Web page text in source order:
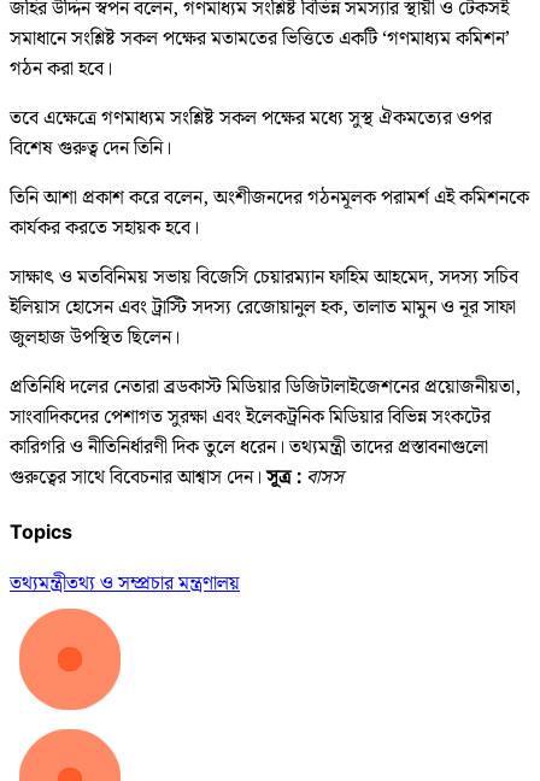
জহির উদ্দিন স্বপন বলেন, গণমাধ্যম সংশ্লিষ্ট বিভিন্ন সমস্যার স্থায়ী ও টেকসই
সমাধানে সংশ্লিষ্ট সকল পক্ষের মতামতের ভিত্তিতে একটি ‘গণমাধ্যম কমিশন’
গঠন করা হবে।
তবে এক্ষেত্রে গণমাধ্যম সংশ্লিষ্ট সকল পক্ষের মধ্যে সুস্থ ঐকমত্যের ওপর
বিশেষ গুরুত্ব দেন তিনি।
তিনি আশা প্রকাশ করে বলেন, অংশীজনদের গঠনমূলক পরামর্শ এই কমিশনকে
কার্যকর করতে সহায়ক হবে।
সাক্ষাৎ ও মতবিনিময় সভায় বিজেসি চেয়ারম্যান ফাহিম আহমেদ, সদস্য সচিব
ইলিয়াস হোসেন এবং ট্রাস্টি সদস্য রেজোয়ানুল হক, তালাত মামুন ও নূর সাফা
জুলহাজ উপস্থিত ছিলেন।
প্রতিনিধি দলের নেতারা ব্রডকাস্ট মিডিয়ার ডিজিটালাইজেশনের প্রয়োজনীয়তা,
সাংবাদিকদের পেশাগত সুরক্ষা এবং ইলেকট্রনিক মিডিয়ার বিভিন্ন সংকটের
কারিগরি ও নীতিনির্ধারণী দিক তুলে ধরেন। তথ্যমন্ত্রী তাদের প্রস্তাবনাগুলো
গুরুত্বের সাথে বিবেচনার আশ্বাস দেন।সূত্র : বাসস
Topics
তথ্যমন্ত্রীতথ্য ও সম্প্রচার মন্ত্রণালয়